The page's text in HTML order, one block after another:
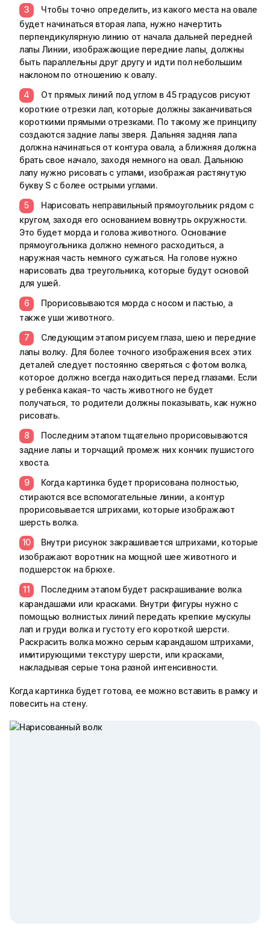
Чтобы точно определить, из какого места на овале
будет начинаться вторая лапа, нужно начертить
перпендикулярную линию от начала дальней передней
лапы Линии, изображающие передние лапы, должны
быть параллельны друг другу и идти пол небольшим
наклоном по отношению к овалу.
От прямых линий под углом в 45 градусов рисуют
короткие отрезки лап, которые должны заканчиваться
короткими прямыми отрезками. По такому же принципу
создаются задние лапы зверя. Дальняя задняя лапа
должна начинаться от контура овала, а ближняя должна
брать свое начало, заходя немного на овал. Дальнюю
лапу нужно рисовать с углами, изображая растянутую
букву S с более острыми углами.
Нарисовать неправильный прямоугольник рядом с
кругом, заходя его основанием вовнутрь окружности.
Это будет морда и голова животного. Основание
прямоугольника должно немного расходиться, а
наружная часть немного сужаться. На голове нужно
нарисовать два треугольника, которые будут основой
для ушей.
Прорисовываются морда с носом и пастью, а
также уши животного.
Следующим этапом рисуем глаза, шею и передние
лапы волку. Для более точного изображения всех этих
деталей следует постоянно сверяться с фотом волка,
которое должно всегда находиться перед глазами. Если
у ребенка какая-то часть животного не будет
получаться, то родители должны показывать, как нужно
рисовать.
Последним этапом тщательно прорисовываются
задние лапы и торчащий промеж них кончик пушистого
хвоста.
Когда картинка будет прорисована полностью,
стираются все вспомогательные линии, а контур
прорисовывается штрихами, которые изображают
шерсть волка.
Внутри рисунок закрашивается штрихами, которые
изображают воротник на мощной шее животного и
подшерсток на брюхе.
Последним этапом будет раскрашивание волка
карандашами или красками. Внутри фигуры нужно с
помощью волнистых линий передать крепкие мускулы
лап и груди волка и густоту его короткой шерсти.
Раскрасить волка можно серым карандашом штрихами,
имитирующими текстуру шерсти, или красками,
накладывая серые тона разной интенсивности.
Когда картинка будет готова, ее можно вставить в рамку и
повесить на стену.